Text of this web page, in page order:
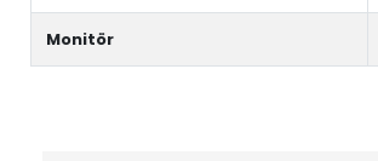
Monitör